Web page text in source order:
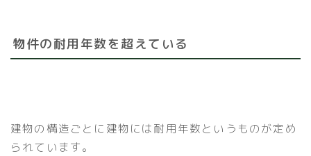
物件の耐用年数を超えている
建物の構造ごとに建物には耐用年数というものが定め
られています。